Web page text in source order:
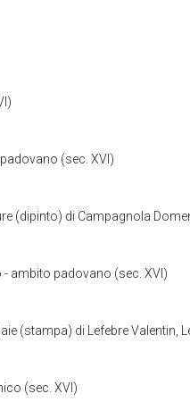
(sec. XVI)
(dipinto) di Campagnola
ambito padovano (sec. XVI)
(stampa) di Lefebre Valentin,
(sec. XVI)